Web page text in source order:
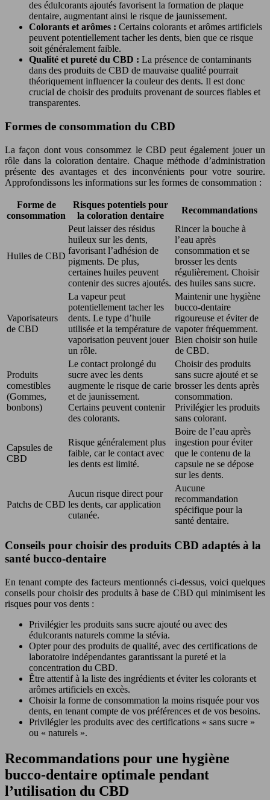
des édulcorants ajoutés favorisent la formation de plaque
dentaire, augmentant ainsi le risque de jaunissement.
Colorants et arômes : Certains colorants et arômes artificiels
peuvent potentiellement tacher les dents, bien que ce risque
soit généralement faible.
Qualité et pureté du CBD : La présence de contaminants
dans des produits de CBD de mauvaise qualité pourrait
théoriquement influencer la couleur des dents. Il est donc
crucial de choisir des produits provenant de sources fiables et
transparentes.
Formes de consommation du CBD
La façon dont vous consommez le CBD peut également jouer un
rôle dans la coloration dentaire. Chaque méthode d’administration
présente des avantages et des inconvénients pour votre sourire.
Approfondissons les informations sur les formes de consommation :
Forme de
consommation
Risques potentiels pour
la coloration dentaire
Recommandations
Huiles de CBD
Peut laisser des résidus
huileux sur les dents,
favorisant l’adhésion de
pigments. De plus,
certaines huiles peuvent
contenir des sucres ajoutés.
Rincer la bouche à
l’eau après
consommation et se
brosser les dents
régulièrement. Choisir
des huiles sans sucre.
Vaporisateurs
de CBD
La vapeur peut
potentiellement tacher les
dents. Le type d’huile
utilisée et la température de
vaporisation peuvent jouer
un rôle.
Maintenir une hygiène
bucco-dentaire
rigoureuse et éviter de
vapoter fréquemment.
Bien choisir son huile
de CBD.
Produits
comestibles
(Gommes,
bonbons)
Le contact prolongé du
sucre avec les dents
augmente le risque de carie
et de jaunissement.
Certains peuvent contenir
des colorants.
Choisir des produits
sans sucre ajouté et se
brosser les dents après
consommation.
Privilégier les produits
sans colorant.
Capsules de
CBD
Risque généralement plus
faible, car le contact avec
les dents est limité.
Boire de l’eau après
ingestion pour éviter
que le contenu de la
capsule ne se dépose
sur les dents.
Patchs de CBD
Aucun risque direct pour
les dents, car application
cutanée.
Aucune
recommandation
spécifique pour la
santé dentaire.
Conseils pour choisir des produits CBD adaptés à la
santé bucco-dentaire
En tenant compte des facteurs mentionnés ci-dessus, voici quelques
conseils pour choisir des produits à base de CBD qui minimisent les
risques pour vos dents :
Privilégier les produits sans sucre ajouté ou avec des
édulcorants naturels comme la stévia.
Opter pour des produits de qualité, avec des certifications de
laboratoire indépendantes garantissant la pureté et la
concentration du CBD.
Être attentif à la liste des ingrédients et éviter les colorants et
arômes artificiels en excès.
Choisir la forme de consommation la moins risquée pour vos
dents, en tenant compte de vos préférences et de vos besoins.
Privilégier les produits avec des certifications « sans sucre »
ou « naturels ».
Recommandations pour une hygiène
bucco-dentaire optimale pendant
l’utilisation du CBD